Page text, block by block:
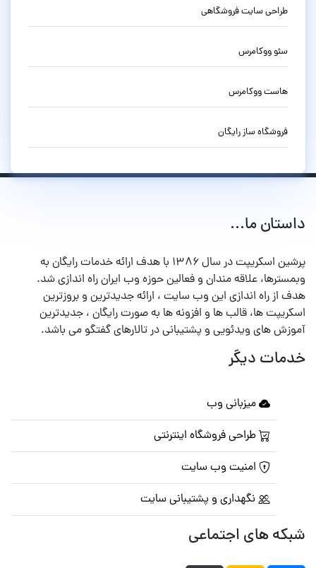
طراحی سایت فروشگاهی
سئو ووکامرس
هاست ووکامرس
فروشگاه ساز رایگان
داستان ما...
پرشین اسکریپت در سال ۱۳۸۶ با هدف ارائه خدمات رایگان به
وبمسترها، علاقه مندان و فعالین حوزه وب ایران راه اندازی شد.
هدف از راه اندازی این وب سایت ، ارائه جدیدترین و بروزترین
اسکریپت ها، قالب ها و افزونه ها به صورت رایگان ، جدیدترین
آموزش های ویدئویی و پشتیبانی در تالارهای گفتگو می باشد.
خدمات دیگر
میزبانی وب
طراحی فروشگاه اینترنتی
امنیت وب سایت
نگهداری و پشتیبانی سایت
شبکه های اجتماعی